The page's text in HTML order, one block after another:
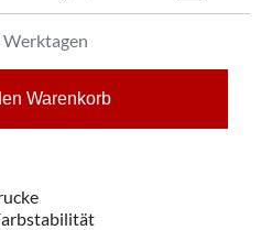
Werktagen
Warenkorb